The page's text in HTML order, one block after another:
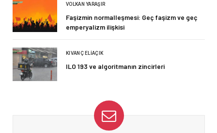
VOLKAN YARAŞIR
Faşizmin normalleşmesi: Geç faşizm ve geç
emperyalizm ilişkisi
KIVANÇ ELIAÇIK
ILO 193 ve algoritmanın zincirleri